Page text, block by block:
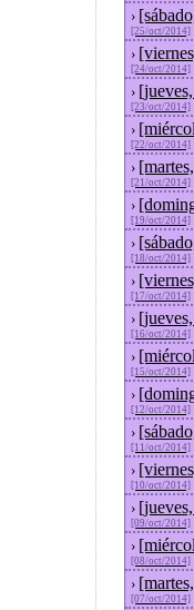
›
[25/oct/2014]
›
[24/oct/2014]
›
[23/oct/2014]
›
[22/oct/2014]
›
[21/oct/2014]
›
[19/oct/2014]
›
[18/oct/2014]
›
[17/oct/2014]
›
[16/oct/2014]
›
[15/oct/2014]
›
[12/oct/2014]
›
[11/oct/2014]
›
[10/oct/2014]
›
[09/oct/2014]
›
[08/oct/2014]
›
[07/oct/2014]